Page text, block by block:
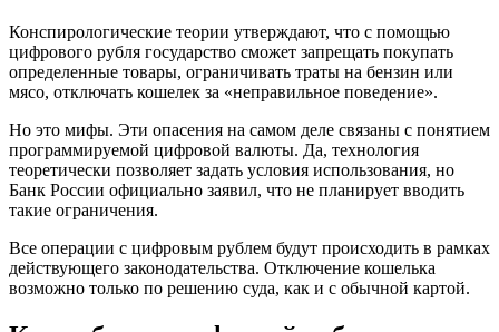
Конспирологические теории утверждают, что с помощью
цифрового рубля государство сможет запрещать покупать
определенные товары, ограничивать траты на бензин или
мясо, отключать кошелек за «неправильное поведение».
Но это мифы. Эти опасения на самом деле связаны с понятием
программируемой цифровой валюты. Да, технология
теоретически позволяет задать условия использования, но
Банк России официально заявил, что не планирует вводить
такие ограничения.
Все операции с цифровым рублем будут происходить в рамках
действующего законодательства. Отключение кошелька
возможно только по решению суда, как и с обычной картой.